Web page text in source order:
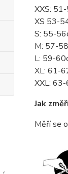
XXS:
XS 53-
S: 55-
M: 57-
L: 59-
XL: 61-
XXL:
Jak
Měří se